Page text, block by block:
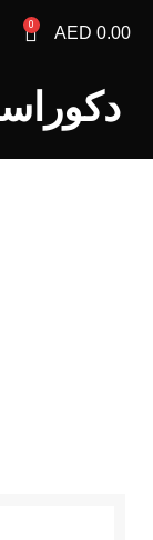
0 AED 0.00